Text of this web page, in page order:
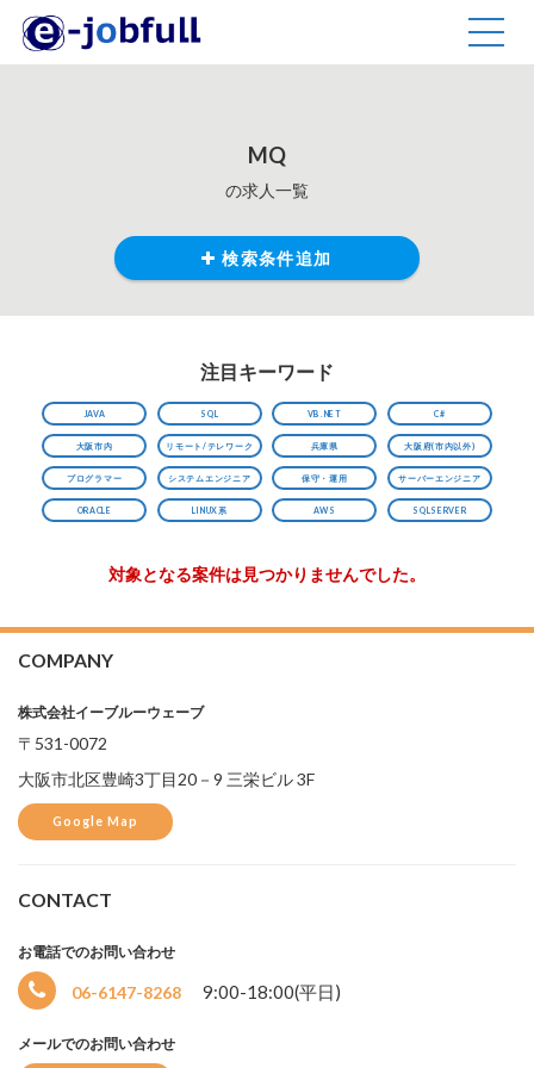
MQ
の求人一覧
検索条件追加
注目キーワード
JAVA SQL VB.NET C#
大阪市内 リモート/テレワーク 兵庫県 大阪府(市内以外)
プログラマー システムエンジニア 保守・運用 サーバーエンジニア
ORACLE LINUX系 AWS SQLSERVER
対象となる案件は見つかりませんでした。
COMPANY
株式会社イーブルーウェーブ
〒531-0072
大阪市北区豊崎3丁目20－9 三栄ビル 3F
Google Map
CONTACT
お電話でのお問い合わせ
06-6147-8268 9:00-18:00(平日)
メールでのお問い合わせ